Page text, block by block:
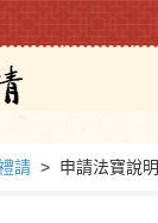
請 > 申請法寶說明